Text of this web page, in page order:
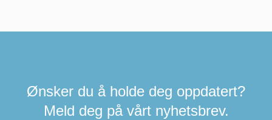
Ønsker du å holde deg oppdatert?
Meld deg på vårt nyhetsbrev.